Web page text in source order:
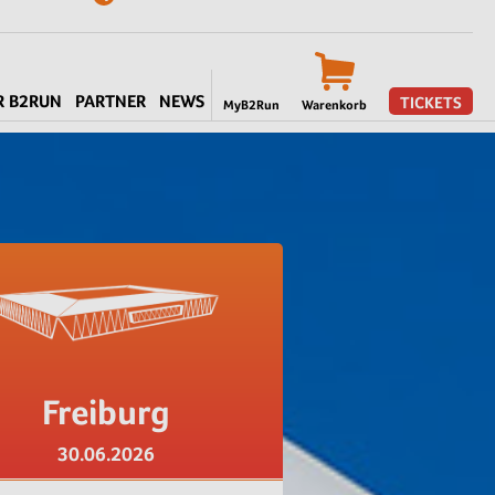
MyB2Run Warenkorb TICKETS
B2RUN PARTNER NEWS
Freiburg
30.06.2026